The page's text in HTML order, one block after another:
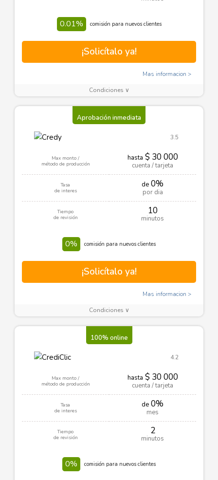
0.01% comisión para nuevos clientes
¡Solicítalo ya!
Mas informacion
Condiciones ∨
Aprobación inmediata
3.5
Max monto /
método de producción
hasta $ 30 000
cuenta / tarjeta
Tasa
de interes
de 0%
por dia
Tiempo
de revisión
10
minutos
0% comisión para nuevos clientes
¡Solicítalo ya!
Mas informacion
Condiciones ∨
100% online
4.2
Max monto /
método de producción
hasta $ 30 000
cuenta / tarjeta
Tasa
de interes
de 0%
mes
Tiempo
de revisión
2
minutos
0% comisión para nuevos clientes